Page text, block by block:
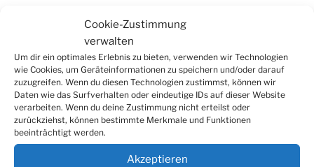
Cookie-Zustimmung
verwalten
Um dir ein optimales Erlebnis zu bieten, verwenden wir Technologien
wie Cookies, um Geräteinformationen zu speichern und/oder darauf
zuzugreifen. Wenn du diesen Technologien zustimmst, können wir
Daten wie das Surfverhalten oder eindeutige IDs auf dieser Website
verarbeiten. Wenn du deine Zustimmung nicht erteilst oder
zurückziehst, können bestimmte Merkmale und Funktionen
beeinträchtigt werden.
Akzeptieren
WERBUNG